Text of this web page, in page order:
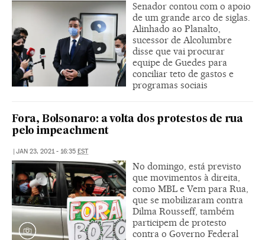
Senador contou com o apoio
de um grande arco de siglas.
Alinhado ao Planalto,
sucessor de Alcolumbre
disse que vai procurar
equipe de Guedes para
conciliar teto de gastos e
programas sociais
Fora, Bolsonaro: a volta dos protestos de rua
pelo impeachment
| JAN 23, 2021 - 16:35 EST
No domingo, está previsto
que movimentos à direita,
como MBL e Vem para Rua,
que se mobilizaram contra
Dilma Rousseff, também
participem de protesto
contra o Governo Federal